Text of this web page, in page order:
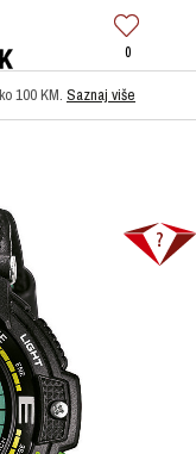
0
100 KM. Saznaj više